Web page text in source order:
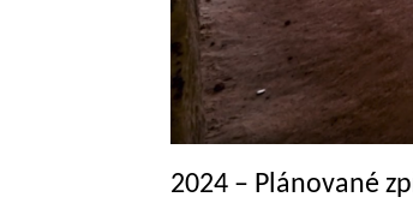
2024 – Plánované